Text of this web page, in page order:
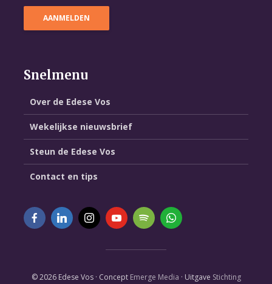
Snelmenu
Over de Edese Vos
Wekelijkse nieuwsbrief
Steun de Edese Vos
Contact en tips
© 2026 Edese Vos · Concept Emerge Media · Uitgave Stichting